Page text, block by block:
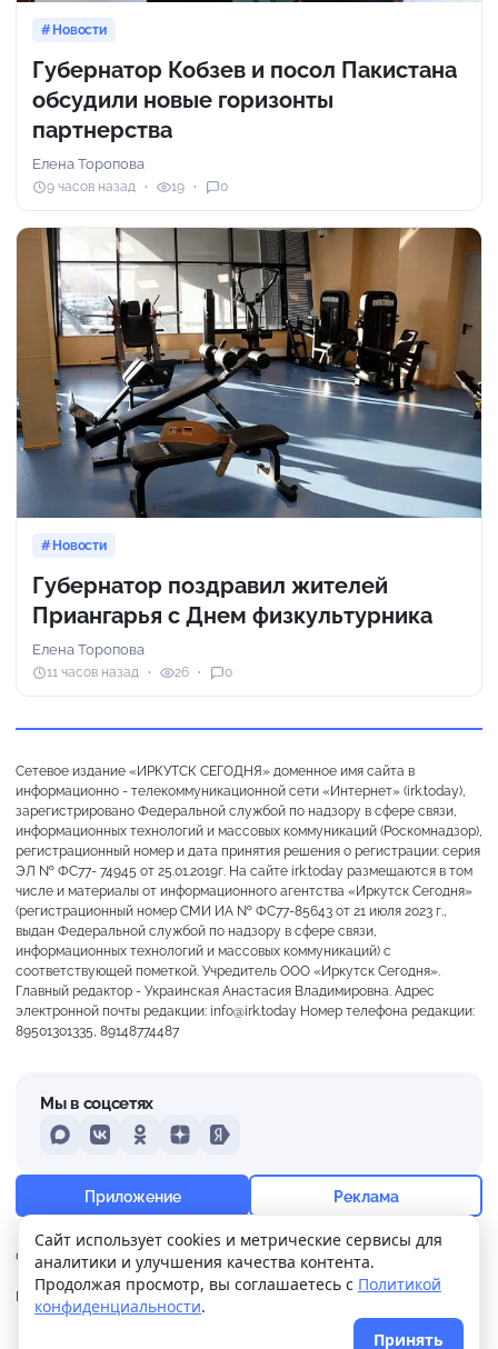
+18° Ощущается как +18
22 м/с 758 мм 67%
Новости
Губернатор Кобзев и посол Пакистана
обсудили новые горизонты
партнерства
Елена Торопова
9 часов назад 19 0
Новости
Губернатор поздравил жителей
Приангарья с Днем физкультурника
Елена Торопова
11 часов назад 26 0
Сетевое издание «ИРКУТСК СЕГОДНЯ» доменное имя сайта в
информационно - телекоммуникационной сети «Интернет» (irk.today),
зарегистрировано Федеральной службой по надзору в сфере связи,
информационных технологий и массовых коммуникаций (Роскомнадзор),
регистрационный номер и дата принятия решения о регистрации: серия
ЭЛ № ФС77- 74945 от 25.01.2019г. На сайте irk.today размещаются в том
числе и материалы от информационного агентства «Иркутск Сегодня»
(регистрационный номер СМИ ИА № ФС77-85643 от 21 июля 2023 г.,
выдан Федеральной службой по надзору в сфере связи,
информационных технологий и массовых коммуникаций) с
соответствующей пометкой. Учредитель ООО «Иркутск Сегодня».
Главный редактор - Украинская Анастасия Владимировна. Адрес
электронной почты редакции: info@irk.today Номер телефона редакции:
89501301335, 89148774487
О нас Контакты Прислать новость
Реклама
Политика
конфиденциальности
Мы в соцсетях
MAXVKontakteOdnoklassniki
DzenYandex
Приложение Реклама
Сайт использует cookies и метрические сервисы для
аналитики и улучшения качества контента.
Продолжая просмотр, вы соглашаетесь с Политикой
конфиденциальности.
Принять